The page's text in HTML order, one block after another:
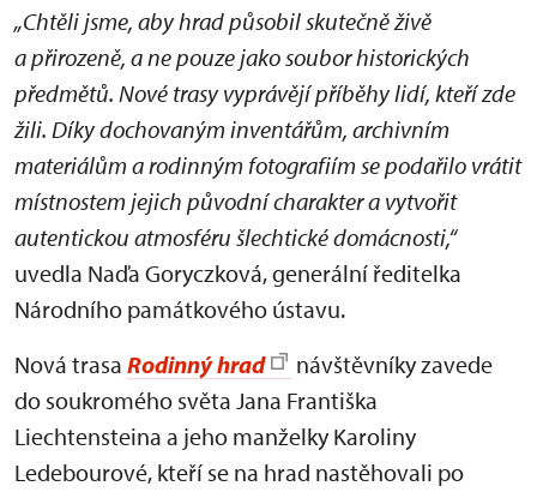
„Chtěli jsme, aby hrad působil skutečně živě
a přirozeně, a ne pouze jako soubor historických
předmětů. Nové trasy vyprávějí příběhy lidí, kteří zde
žili. Díky dochovaným inventářům, archivním
materiálům a rodinným fotografiím se podařilo vrátit
místnostem jejich původní charakter a vytvořit
autentickou atmosféru šlechtické domácnosti,“
uvedla Naďa Goryczková, generální ředitelka
Národního památkového ústavu.
Nová trasa Rodinný hrad
návštěvníky zavede
do soukromého světa Jana Františka
Liechtensteina a jeho manželky Karoliny
Ledebourové, kteří se na hrad nastěhovali po